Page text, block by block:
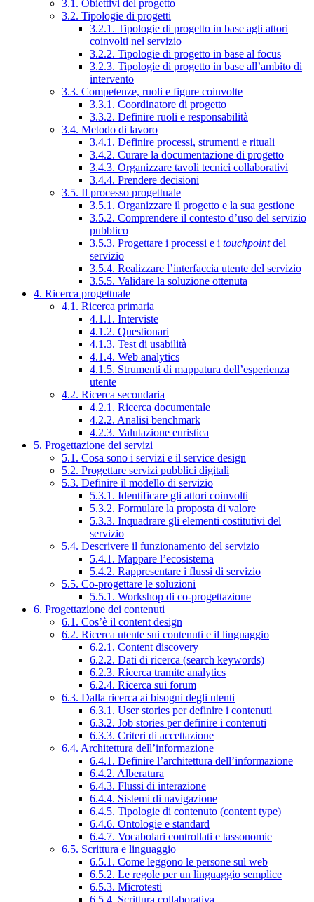
3.1. Obiettivi del progetto
3.2. Tipologie di progetti
3.2.1. Tipologie di progetto in base agli attori
coinvolti nel servizio
3.2.2. Tipologie di progetto in base al focus
3.2.3. Tipologie di progetto in base all’ambito di
intervento
3.3. Competenze, ruoli e figure coinvolte
3.3.1. Coordinatore di progetto
3.3.2. Definire ruoli e responsabilità
3.4. Metodo di lavoro
3.4.1. Definire processi, strumenti e rituali
3.4.2. Curare la documentazione di progetto
3.4.3. Organizzare tavoli tecnici collaborativi
3.4.4. Prendere decisioni
3.5. Il processo progettuale
3.5.1. Organizzare il progetto e la sua gestione
3.5.2. Comprendere il contesto d’uso del servizio
pubblico
3.5.3. Progettare i processi e i touchpointdel
servizio
3.5.4. Realizzare l’interfaccia utente del servizio
3.5.5. Validare la soluzione ottenuta
4. Ricerca progettuale
4.1. Ricerca primaria
4.1.1. Interviste
4.1.2. Questionari
4.1.3. Test di usabilità
4.1.4. Web analytics
4.1.5. Strumenti di mappatura dell’esperienza
utente
4.2. Ricerca secondaria
4.2.1. Ricerca documentale
4.2.2. Analisi benchmark
4.2.3. Valutazione euristica
5. Progettazione dei servizi
5.1. Cosa sono i servizi e il service design
5.2. Progettare servizi pubblici digitali
5.3. Definire il modello di servizio
5.3.1. Identificare gli attori coinvolti
5.3.2. Formulare la proposta di valore
5.3.3. Inquadrare gli elementi costitutivi del
servizio
5.4. Descrivere il funzionamento del servizio
5.4.1. Mappare l’ecosistema
5.4.2. Rappresentare i flussi di servizio
5.5. Co-progettare le soluzioni
5.5.1. Workshop di co-progettazione
6. Progettazione dei contenuti
6.1. Cos’è il content design
6.2. Ricerca utente sui contenuti e il linguaggio
6.2.1. Content discovery
6.2.2. Dati di ricerca (search keywords)
6.2.3. Ricerca tramite analytics
6.2.4. Ricerca sui forum
6.3. Dalla ricerca ai bisogni degli utenti
6.3.1. User stories per definire i contenuti
6.3.2. Job stories per definire i contenuti
6.3.3. Criteri di accettazione
6.4. Architettura dell’informazione
6.4.1. Definire l’architettura dell’informazione
6.4.2. Alberatura
6.4.3. Flussi di interazione
6.4.4. Sistemi di navigazione
6.4.5. Tipologie di contenuto (content type)
6.4.6. Ontologie e standard
6.4.7. Vocabolari controllati e tassonomie
6.5. Scrittura e linguaggio
6.5.1. Come leggono le persone sul web
6.5.2. Le regole per un linguaggio semplice
6.5.3. Microtesti
6.5.4. Scrittura collaborativa